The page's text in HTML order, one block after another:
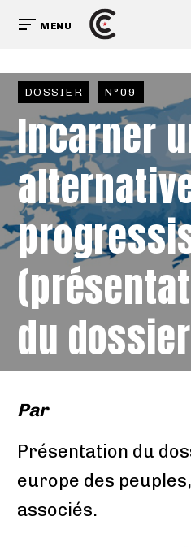
MENU
DOSSIER N°09
Incarner
du
Par
Présentation du
europe des
associés.